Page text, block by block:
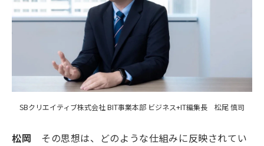
SBクリエイティブ株式会社 BIT事業本部 ビジネス+IT編集長 松尾 慎司
松岡 その思想は、どのような仕組みに反映されてい